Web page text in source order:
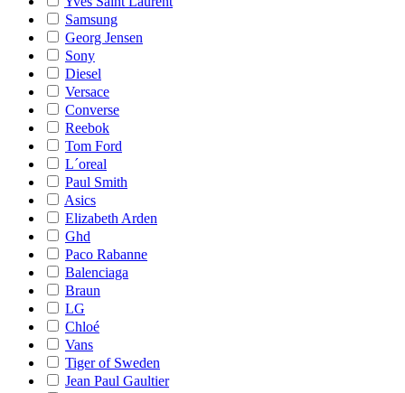
Samsung
Georg Jensen
Sony
Diesel
Versace
Converse
Reebok
Tom Ford
L´oreal
Paul Smith
Asics
Elizabeth Arden
Ghd
Paco Rabanne
Balenciaga
Braun
LG
Chloé
Vans
Tiger of Sweden
Jean Paul Gaultier